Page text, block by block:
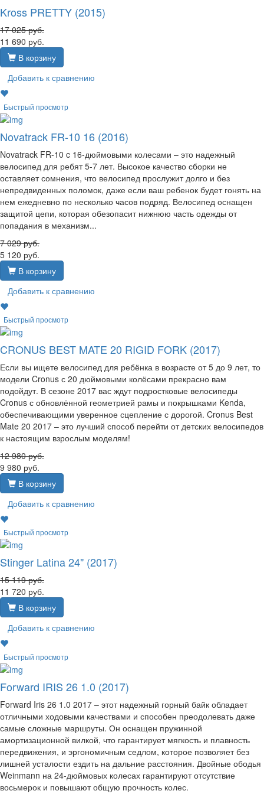
Kross PRETTY (2015)
17 025руб.
11 690 руб.
В корзину
Добавить к сравнению
Быстрый просмотр
Novatrack FR-10 16 (2016)
Novatrack FR-10 c 16-дюймовыми колесами – это надежный
велосипед для ребят 5-7 лет. Высокое качество сборки не
оставляет сомнения, что велосипед прослужит долго и без
непредвиденных поломок, даже если ваш ребенок будет гонять на
нем ежедневно по несколько часов подряд. Велосипед оснащен
защитой цепи, которая обезопасит нижнюю часть одежды от
попадания в механизм...
7 029руб.
5 120 руб.
В корзину
Добавить к сравнению
Быстрый просмотр
CRONUS BEST MATE 20 RIGID FORK (2017)
Если вы ищете велосипед для ребёнка в возрасте от 5 до 9 лет, то
модели Cronus с 20 дюймовыми колёсами прекрасно вам
подойдут. В сезоне 2017 вас ждут подростковые велосипеды
Cronus с обновлённой геометрией рамы и покрышками Kenda,
обеспечивающими уверенное сцепление с дорогой. Cronus Best
Mate 20 2017 – это лучший способ перейти от детских велосипедов
к настоящим взрослым моделям!
12 980руб.
9 980 руб.
В корзину
Добавить к сравнению
Быстрый просмотр
Stinger Latina 24" (2017)
15 119руб.
11 720 руб.
В корзину
Добавить к сравнению
Быстрый просмотр
Forward IRIS 26 1.0 (2017)
Forward Iris 26 1.0 2017 – этот надежный горный байк обладает
отличными ходовыми качествами и способен преодолевать даже
самые сложные маршруты. Он оснащен пружинной
амортизационной вилкой, что гарантирует мягкость и плавность
передвижения, и эргономичным седлом, которое позволяет без
лишней усталости ездить на дальние расстояния. Двойные ободья
Weinmann на 24-дюймовых колесах гарантируют отсутствие
восьмерок и повышают общую прочность колес.